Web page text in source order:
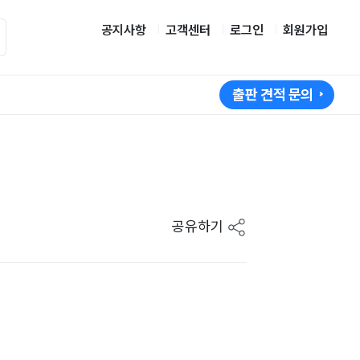
공지사항 고객센터 로그인 회원가입
출판 견적 문의
공유하기